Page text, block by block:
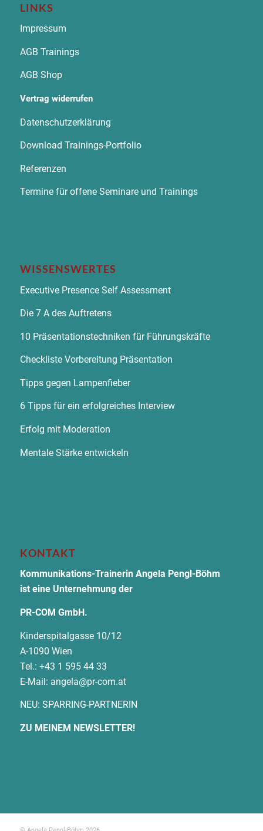
LINKS
Impressum
AGB Trainings
AGB Shop
Vertrag widerrufen
Datenschutzerklärung
Download Trainings-Portfolio
Referenzen
Termine für offene Seminare und Trainings
WISSENSWERTES
Executive Presence Self Assessment
Die 7 A des Auftretens
10 Präsentationstechniken für Führungskräfte
Checkliste Vorbereitung Präsentation
Tipps gegen Lampenfieber
6 Tipps für ein erfolgreiches Interview
Erfolg mit Moderation
Mentale Stärke entwickeln
KONTAKT
Kommunikations-Trainerin Angela Pengl-Böhm
ist eine Unternehmung der
PR-COM GmbH.
Kinderspitalgasse 10/12
A-1090 Wien
Tel.: +43 1 595 44 33
E-Mail: angela@pr-com.at
NEU: SPARRING-PARTNERIN
ZU MEINEM NEWSLETTER!